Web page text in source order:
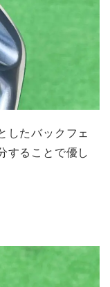
したバックフェ
することで優し